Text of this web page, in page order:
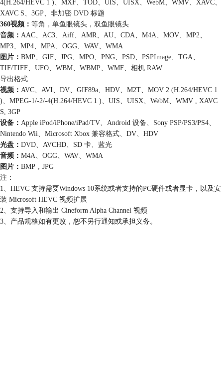
4(H.264/HEVC 1 )、MXF、TOD、UIS、UISX、WebM、WMV、XAVC、
XAVC S、3GP、非加密 DVD 标题
360视频： 等角，单鱼眼镜头，双鱼眼镜头
音频： AAC、AC3、Aiff、AMR、AU、CDA、M4A、MOV、MP2、
MP3、MP4、MPA、OGG、WAV、WMA
图片： BMP、GIF、JPG、MPO、PNG、PSD、PSPImage、TGA、
TIF/TIFF、UFO、WBM、WBMP、WMF、相机 RAW
导出格式
视频： AVC、AVI、DV、GIF89a、HDV、M2T、MOV 2 (H.264/HEVC 1
)、MPEG-1/-2/-4(H.264/HEVC 1 )、UIS、UISX、WebM、WMV , XAVC
S, 3GP
设备： Apple iPod/iPhone/iPad/TV、Android 设备、Sony PSP/PS3/PS4、
Nintendo Wii、Microsoft Xbox 兼容格式、DV、HDV
光盘： DVD、AVCHD、SD 卡、蓝光
音频： M4A、OGG、WAV、WMA
图片： BMP，JPG
注：
1、HEVC 支持需要Windows 10系统或者支持的PC硬件或者显卡，以及安
装 Microsoft HEVC 视频扩展
2、支持导入和输出 Cineform Alpha Channel 视频
3、产品规格如有更改，恕不另行通知或承担义务。